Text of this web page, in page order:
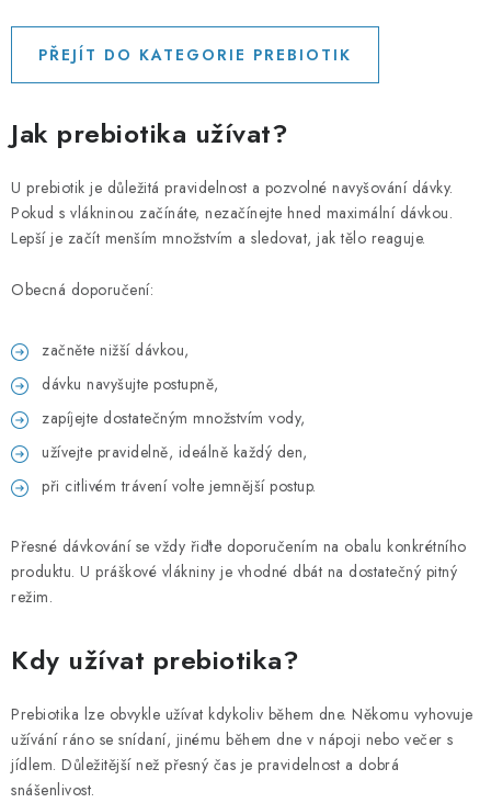
PŘEJÍT DO KATEGORIE PREBIOTIK
Jak prebiotika užívat?
U prebiotik je důležitá pravidelnost a pozvolné navyšování dávky.
Pokud s vlákninou začínáte, nezačínejte hned maximální dávkou.
Lepší je začít menším množstvím a sledovat, jak tělo reaguje.
Obecná doporučení:
začněte nižší dávkou,
dávku navyšujte postupně,
zapíjejte dostatečným množstvím vody,
užívejte pravidelně, ideálně každý den,
při citlivém trávení volte jemnější postup.
Přesné dávkování se vždy řiďte doporučením na obalu konkrétního
produktu. U práškové vlákniny je vhodné dbát na dostatečný pitný
režim.
Kdy užívat prebiotika?
Prebiotika lze obvykle užívat kdykoliv během dne. Někomu vyhovuje
užívání ráno se snídaní, jinému během dne v nápoji nebo večer s
jídlem. Důležitější než přesný čas je pravidelnost a dobrá
snášenlivost.